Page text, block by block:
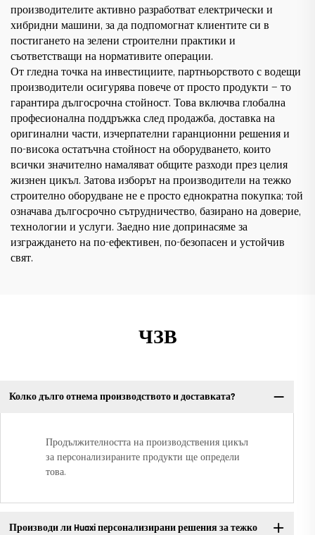
производителите активно разработват електрически и
хибридни машини, за да подпомогнат клиентите си в
постигането на зелени строителни практики и
съответстващи на нормативите операции.
От гледна точка на инвестициите, партньорството с водещи
производители осигурява повече от просто продукти — то
гарантира дългосрочна стойност. Това включва глобална
професионална поддръжка след продажба, доставка на
оригинални части, изчерпателни гаранционни решения и
по-висока остатъчна стойност на оборудването, които
всички значително намаляват общите разходи през целия
жизнен цикъл. Затова изборът на производители на тежко
строително оборудване не е просто еднократна покупка; той
означава дългосрочно сътрудничество, базирано на доверие,
технологии и услуги. Заедно ние допринасяме за
изграждането на по-ефективен, по-безопасен и устойчив
свят.
ЧЗВ
Колко дълго отнема производството и доставката?
Продължителността на производствения цикъл
за персонализираните продукти ще определи
това.
Производи ли Huaxi персонализирани решения за тежко